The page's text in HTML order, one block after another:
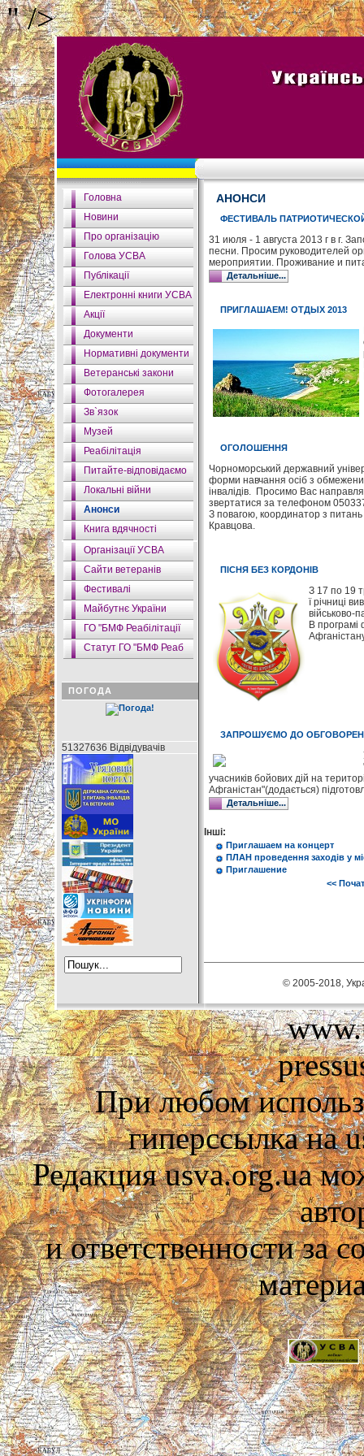
" />
Головна
Новини
Про організацію
Голова УСВА
Публікації
Електронні книги УСВА
Акції
Документи
Нормативні документи
Ветеранські закони
Фотогалерея
Зв`язок
Музей
Реабілітація
Питайте-відповідаємо
Локальні війни
Анонси
Книга вдячності
Організації УСВА
Сайти ветеранів
Фестивалі
Майбутнє України
ГО "БМФ Реабілітації
Статут ГО "БМФ Реаб
ПОГОДА
51327636 Відвідувачів
АНОНСИ
ФЕСТИВАЛЬ
31 июля - 1 августа 2013 г в г.
песни. Просим руководителей
мероприятии. Проживание и
Детальніше...
ПРИГЛАШАЕМ! ОТДЫХ 2013
ОГОЛОШЕННЯ
Чорноморський державний
форми навчання осіб з
інвалідів. Просимо Вас
звертатися за телефоном
З повагою, координатор з питань
Кравцова.
ПІСНЯ БЕЗ КОРДОНІВ
З 17 по 19
ї річниці
військово-
В програмі
ЗАПРОШУЄМО ДО
учасників бойових дій на
Афганістан"(додається)
Детальніше...
Інші:
Приглашаем на концерт
ПЛАН проведення заходів у
Приглашение
<<
© 2005-2018,
При любом
гиперссылка на
Редакция usva.org.ua
и ответственности за